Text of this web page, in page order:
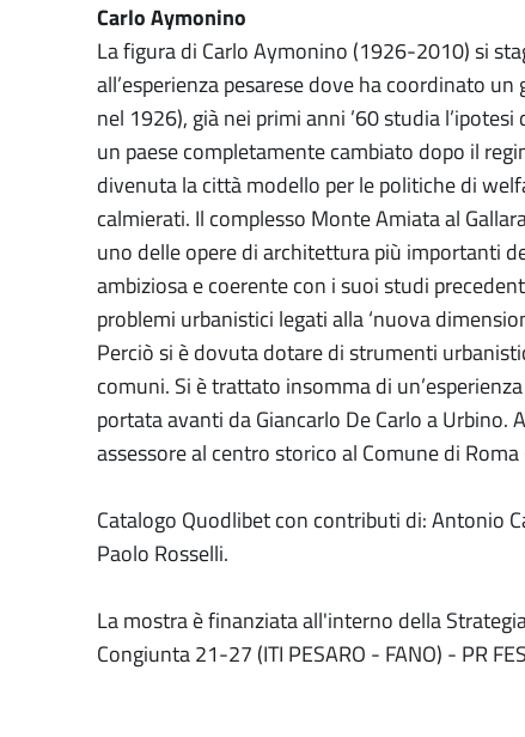
Carlo Aymonino
La figura di Carlo Aymonino (1926-2010) si
all’esperienza pesarese dove ha coordinato
nel 1926), già nei primi anni ’60 studia
un paese completamente cambiato dopo il
divenuta la città modello per le politiche di
calmierati. Il complesso Monte Amiata al
uno delle opere di architettura più importanti
ambiziosa e coerente con i suoi studi
problemi urbanistici legati alla ‘nuova
Perciò si è dovuta dotare di strumenti
comuni. Si è trattato insomma di
portata avanti da Giancarlo De Carlo a Urbino.
assessore al centro storico al Comune di
Catalogo Quodlibet con contributi di: Antonio
Paolo Rosselli.
La mostra è finanziata all'interno della
Congiunta 21-27 (ITI PESARO - FANO) - PR